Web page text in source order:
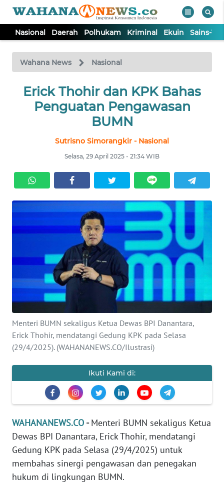
Nasional Daerah Polhukam Kriminal Ekuin Sains-
Wahana News Nasional
Erick Thohir dan KPK Bahas
Penguatan Pengawasan
BUMN
Sutrisno Simorangkir - Nasional
Selasa, 29 April 2025 - 21:34 WIB
Menteri BUMN sekaligus Ketua Dewas BPI Danantara,
Erick Thohir, mendatangi Gedung KPK pada Selasa
(29/4/2025). (WAHANANEWS.CO/Ilustrasi)
Ikuti Kami di:
WAHANANEWS.CO -Menteri BUMN sekaligus Ketua
Dewas BPI Danantara, Erick Thohir, mendatangi
Gedung KPK pada Selasa (29/4/2025) untuk
membahas sinergi pengawasan dan penegakan
hukum di lingkungan BUMN.
TV
Tutup
NASIONAL
KRIMINAL
EKUIN
SAINS-TEKNO
KESEHATAN
INTERNASIONAL
SERBA-SERBI
PENDIDIKAN
EDITORIAL
Informasi
INDEKS